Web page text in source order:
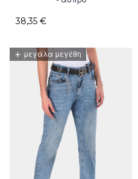
38,35 €
+ μεγάλα μεγέθη